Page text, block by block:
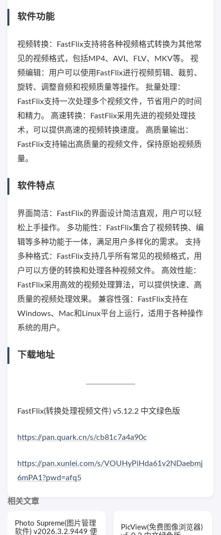
软件功能
视频转换：FastFlix支持将各种视频格式转换为其他常
见的视频格式，包括MP4、AVI、FLV、MKV等。 视
频编辑：用户可以使用FastFlix进行视频剪辑、裁剪、
旋转、调整音频和视频质量等操作。 批量处理：
FastFlix支持一次处理多个视频文件，节省用户的时间
和精力。 高速转换：FastFlix采用先进的视频处理技
术，可以提供高速的视频转换速度。 高质量输出：
FastFlix支持输出高质量的视频文件，保持原始视频质
量。
软件特点
界面简洁：FastFlix的界面设计简洁直观，用户可以轻
松上手操作。 多功能性：FastFlix集合了视频转换、编
辑等多种功能于一体，满足用户多样化的需求。 支持
多种格式：FastFlix支持几乎所有常见的视频格式，用
户可以方便的转换和处理各种视频文件。 高效性能：
FastFlix采用高效的视频处理算法，可以提供快速、高
质量的视频处理效果。 兼容性强：FastFlix支持在
Windows、Mac和Linux平台上运行，适用于各种操作
系统的用户。
下载地址
FastFlix(转换处理视频文件) v5.12.2 中文绿色版
https://pan.quark.cn/s/cb81c7a4a90c
https://pan.xunlei.com/s/VOUHyPiHda61v2NDaebmj
6mPA1?pwd=afq5
相关文章
Photo Supreme(图片管理
软件) v2026.3.2.9449 便
PicView(免费图像浏览器)